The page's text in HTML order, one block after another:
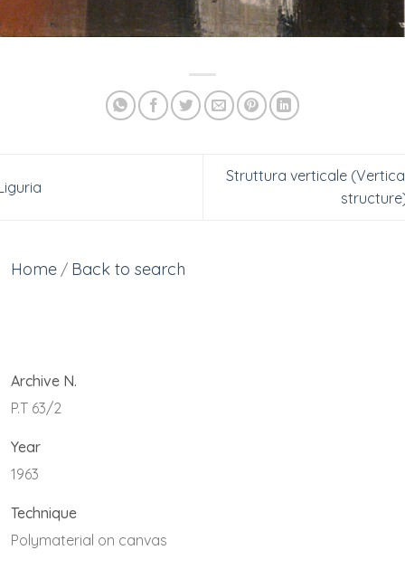
Struttura verticale
Home / Back to search
Archive N.
P.T 63/2
Year
1963
Technique
Polymaterial on canvas